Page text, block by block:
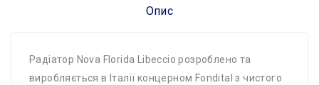
Опис
Радіатор Nova Florida Libeccio розроблено та
виробляється в Італії концерном Fondital з чистого